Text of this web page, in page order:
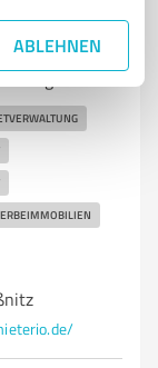
ABLEHNEN
in Raguhn-